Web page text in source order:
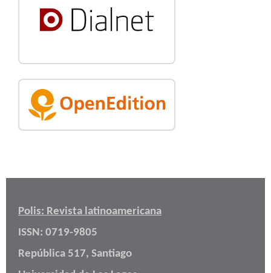
Polis: Revista latinoamericana
ISSN: 0719-9805
República 517, Santiago